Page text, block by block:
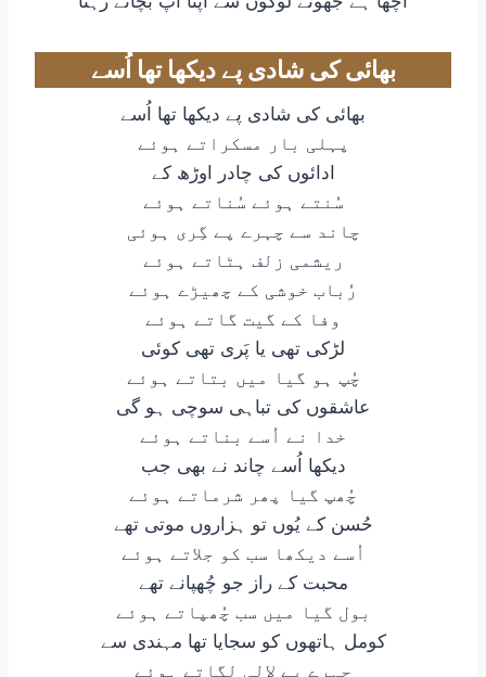
بھائی کی شادی پے دیکھا تھا اُسے
بھائی کی شادی پے دیکھا تھا اُسے
پہلی بار مسکراتے ہوئے
ادائوں کی چادر اوڑھ کے
سُنتے ہوئے سُناتے ہوئے
چاند سے چہرے پے گِری ہوئی
ریشمی زلف ہٹاتے ہوئے
رُباب خوشی کے چھیڑے ہوئے
وفا کے گیت گاتے ہوئے
لڑکی تھی یا پَری تھی کوئی
چُپ ہو گیا میں بتاتے ہوئے
عاشقوں کی تباہی سوچی ہو گی
خدا نے اُسے بناتے ہوئے
دیکھا اُسے چاند نے بھی جب
چُھپ گیا پھر شرماتے ہوئے
حُسن کے یُوں تو ہزاروں موتی تھے
اُسے دیکھا سب کو جلاتے ہوئے
محبت کے راز جو چُھپانے تھے
بول گیا میں سب چُھپاتے ہوئے
کومل ہاتھوں کو سجایا تھا مہندی سے
چہرے پے لالی لگاتے ہوئے